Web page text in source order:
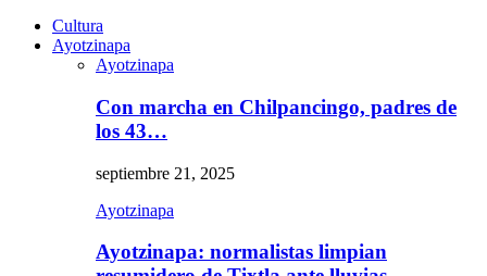
Cultura
Ayotzinapa
Ayotzinapa
Con marcha en Chilpancingo, padres de
los 43…
septiembre 21, 2025
Ayotzinapa
Ayotzinapa: normalistas limpian